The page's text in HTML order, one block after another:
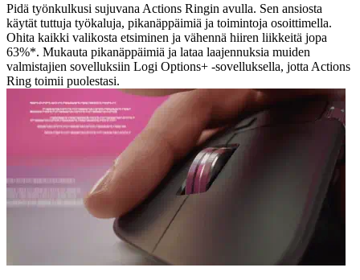
Pidä työnkulkusi sujuvana Actions Ringin avulla. Sen ansiosta
käytät tuttuja työkaluja, pikanäppäimiä ja toimintoja osoittimella.
Ohita kaikki valikosta etsiminen ja vähennä hiiren liikkeitä jopa
63%*. Mukauta pikanäppäimiä ja lataa laajennuksia muiden
valmistajien sovelluksiin Logi Options+ -sovelluksella, jotta Actions
Ring toimii puolestasi.